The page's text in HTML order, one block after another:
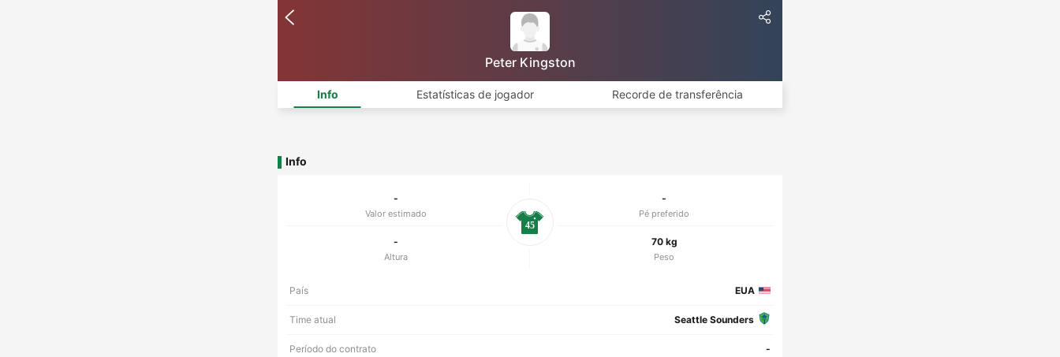
Peter Kingston
Info Estatísticas de jogador Recorde de transferência
Info
-
Valor estimado
-
Pé preferido
-
Altura
70 kg
Peso
45
País EUA
Time atual Seattle Sounders
Período do contrato -